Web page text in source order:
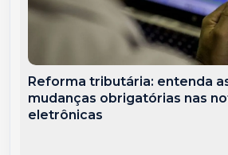
Reforma tributária: entenda
mudanças obrigatórias nas
eletrônicas